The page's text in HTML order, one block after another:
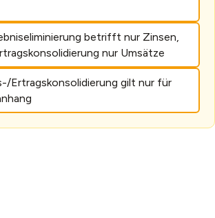
betrifft nur Zinsen,
nur Umsätze
Ertragskonsolidierung gilt nur für